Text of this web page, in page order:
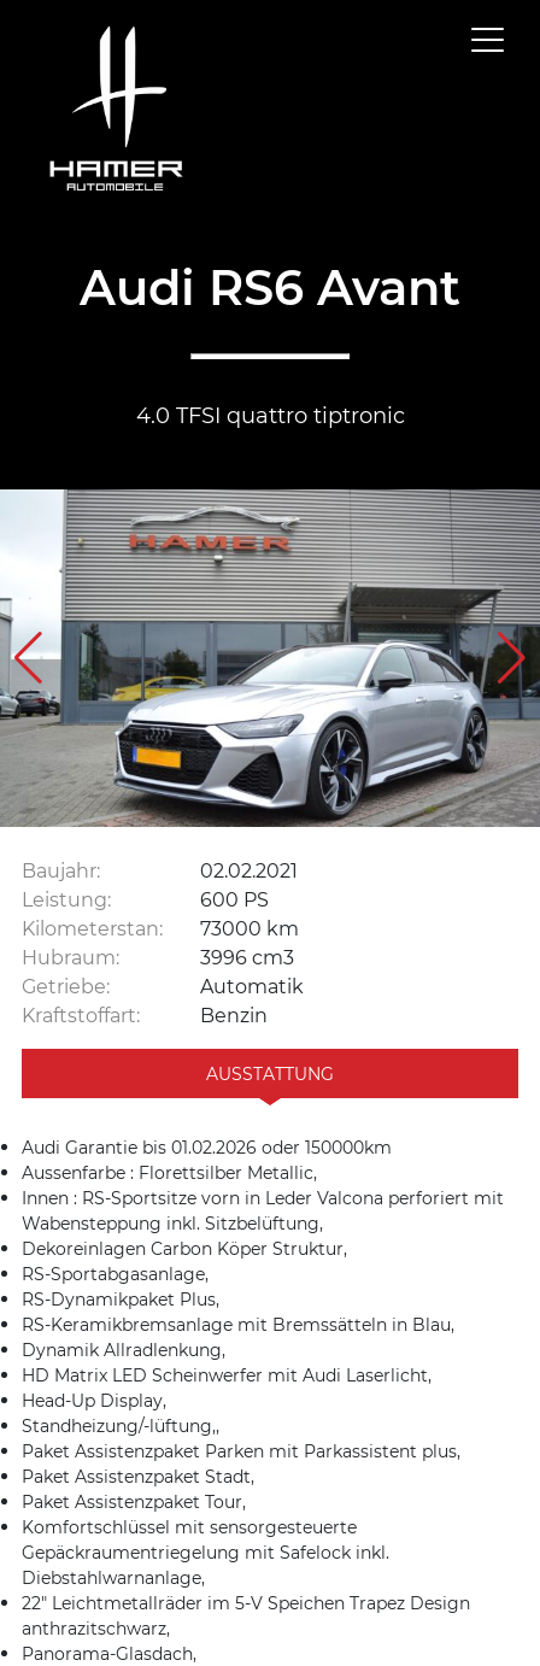
Audi RS6 Avant
4.0 TFSI quattro tiptronic
Baujahr:
02.02.2021
Leistung:
600 PS
Kilometerstan:
73000 km
Hubraum:
3996 cm3
Getriebe:
Automatik
Kraftstoffart:
Benzin
AUSSTATTUNG
Audi Garantie bis 01.02.2026 oder 150000km
Aussenfarbe : Florettsilber Metallic,
Innen : RS-Sportsitze vorn in Leder Valcona perforiert mit
Wabensteppung inkl. Sitzbelüftung,
Dekoreinlagen Carbon Köper Struktur,
RS-Sportabgasanlage,
RS-Dynamikpaket Plus,
RS-Keramikbremsanlage mit Bremssätteln in Blau,
Dynamik Allradlenkung,
HD Matrix LED Scheinwerfer mit Audi Laserlicht,
Head-Up Display,
Standheizung/-lüftung,,
Paket Assistenzpaket Parken mit Parkassistent plus,
Paket Assistenzpaket Stadt,
Paket Assistenzpaket Tour,
Komfortschlüssel mit sensorgesteuerte
Gepäckraumentriegelung mit Safelock inkl.
Diebstahlwarnanlage,
22″ Leichtmetallräder im 5-V Speichen Trapez Design
anthrazitschwarz,
Panorama-Glasdach,